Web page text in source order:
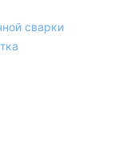
сварки